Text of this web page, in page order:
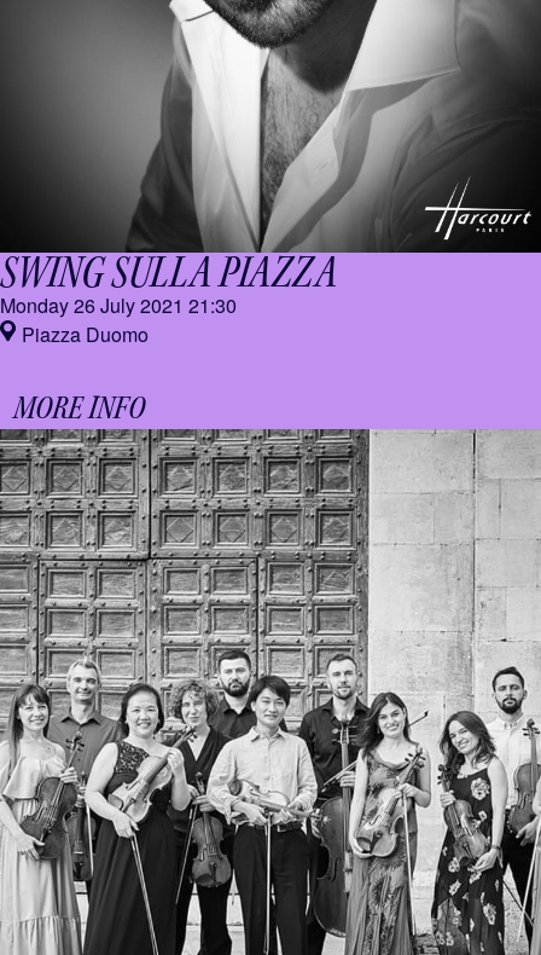
SWING SULLA PIAZZA
Monday 26 July 2021 21:30
Piazza Duomo
MORE INFO